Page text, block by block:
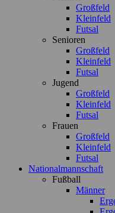
Großfeld
Kleinfeld
Futsal
Senioren
Großfeld
Kleinfeld
Futsal
Jugend
Großfeld
Kleinfeld
Futsal
Frauen
Großfeld
Kleinfeld
Futsal
Nationalmannschaft
Fußball
Männer